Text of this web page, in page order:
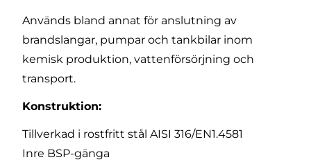
Används bland annat för anslutning av
brandslangar, pumpar och tankbilar inom
kemisk produktion, vattenförsörjning och
transport.
Konstruktion:
Tillverkad i rostfritt stål AISI 316/EN1.4581
Inre BSP-gänga